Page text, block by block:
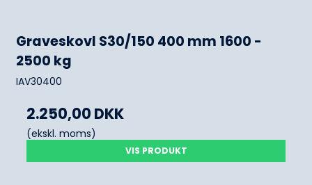
Graveskovl S30/150 400 mm 1600 -
2500 kg
IAV30400
2.250,00 DKK
(ekskl. moms)
VIS PRODUKT